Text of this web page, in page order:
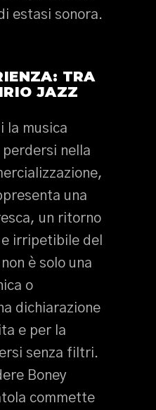
estasi sonora.
TRA
JAZZ
la musica
nella
una
un ritorno
irripetibile del
è solo una
o
dichiarazione
e per la
senza filtri.
Boney
commette